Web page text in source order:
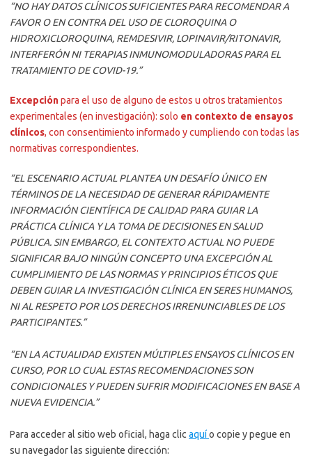
“NO HAY DATOS CLÍNICOS SUFICIENTES PARA RECOMENDAR A
FAVOR O EN CONTRA DEL USO DE CLOROQUINA O
HIDROXICLOROQUINA, REMDESIVIR, LOPINAVIR/RITONAVIR,
INTERFERÓN NI TERAPIAS INMUNOMODULADORAS PARA EL
TRATAMIENTO DE COVID-19.”
Excepciónpara el uso de alguno de estos u otros tratamientos
experimentales (en investigación): solo en contexto de ensayos
clínicos, con consentimiento informado y cumpliendo con todas las
normativas correspondientes.
“EL ESCENARIO ACTUAL PLANTEA UN DESAFÍO ÚNICO EN
TÉRMINOS DE LA NECESIDAD DE GENERAR RÁPIDAMENTE
INFORMACIÓN CIENTÍFICA DE CALIDAD PARA GUIAR LA
PRÁCTICA CLÍNICA Y LA TOMA DE DECISIONES EN SALUD
PÚBLICA. SIN EMBARGO, EL CONTEXTO ACTUAL NO PUEDE
SIGNIFICAR BAJO NINGÚN CONCEPTO UNA EXCEPCIÓN AL
CUMPLIMIENTO DE LAS NORMAS Y PRINCIPIOS ÉTICOS QUE
DEBEN GUIAR LA INVESTIGACIÓN CLÍNICA EN SERES HUMANOS,
NI AL RESPETO POR LOS DERECHOS IRRENUNCIABLES DE LOS
PARTICIPANTES.”
“EN LA ACTUALIDAD EXISTEN MÚLTIPLES ENSAYOS CLÍNICOS EN
CURSO, POR LO CUAL ESTAS RECOMENDACIONES SON
CONDICIONALES Y PUEDEN SUFRIR MODIFICACIONES EN BASE A
NUEVA EVIDENCIA.”
Para acceder al sitio web oficial, haga clicaquío copie y pegue en
su navegador las siguiente dirección: